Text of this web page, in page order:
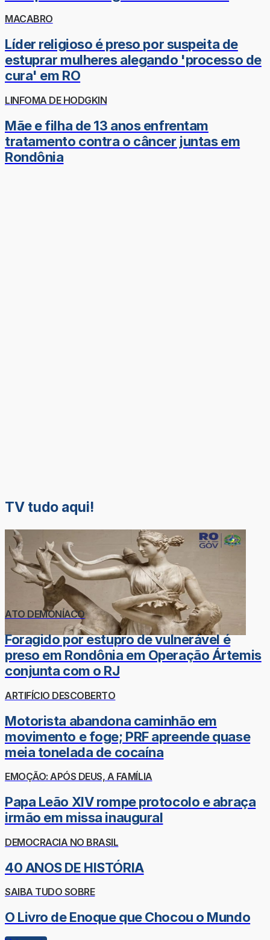
MACABRO
Líder religioso é preso por suspeita de
estuprar mulheres alegando 'processo de
cura' em RO
LINFOMA DE HODGKIN
Mãe e filha de 13 anos enfrentam
tratamento contra o câncer juntas em
Rondônia
TV tudo aqui!
ATO DEMONÍACO
Foragido por estupro de vulnerável é
preso em Rondônia em Operação Ártemis
conjunta com o RJ
ARTIFÍCIO DESCOBERTO
Motorista abandona caminhão em
movimento e foge; PRF apreende quase
meia tonelada de cocaína
EMOÇÃO: APÓS DEUS, A FAMÍLIA
Papa Leão XIV rompe protocolo e abraça
irmão em missa inaugural
DEMOCRACIA NO BRASIL
40 ANOS DE HISTÓRIA
SAIBA TUDO SOBRE
O Livro de Enoque que Chocou o Mundo